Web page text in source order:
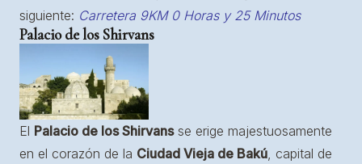
siguiente: Carretera 9KM 0 Horas y 25 Minutos
Palacio de los Shirvans
El Palacio de los Shirvansse erige majestuosamente
en el corazón de la Ciudad Vieja de Bakú, capital de